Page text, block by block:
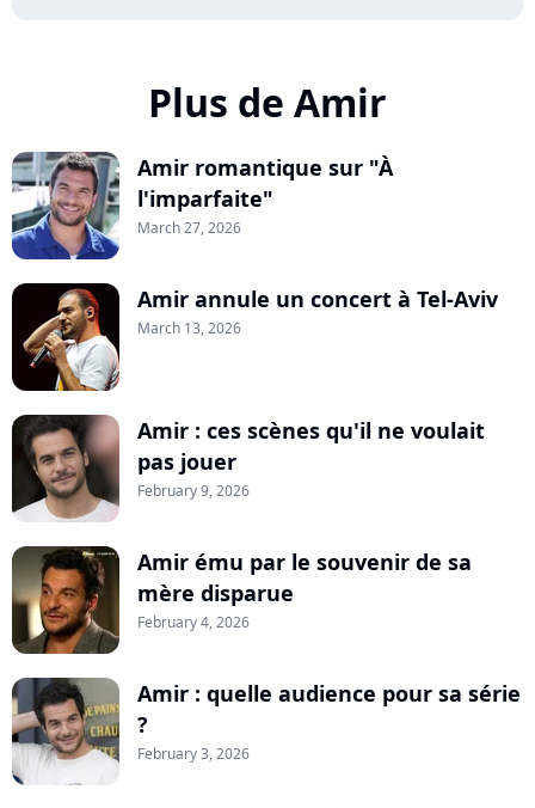
Plus de Amir
Amir romantique sur "À
l'imparfaite"
March 27, 2026
Amir annule un concert à Tel-Aviv
March 13, 2026
Amir : ces scènes qu'il ne voulait
pas jouer
February 9, 2026
Amir ému par le souvenir de sa
mère disparue
February 4, 2026
Amir : quelle audience pour sa série
?
February 3, 2026